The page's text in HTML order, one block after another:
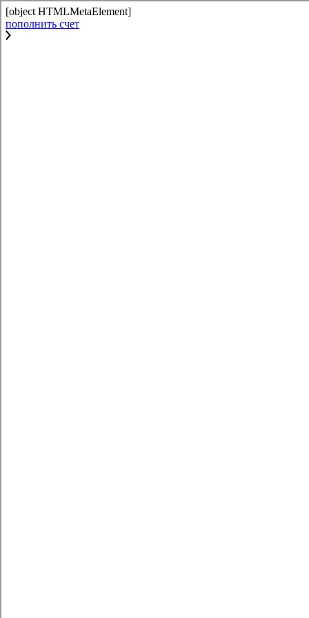
[object HTMLMetaElement]
пополнить счет